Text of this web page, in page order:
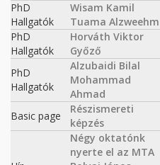
PhD
Hallgatók
Wisam Kamil
Tuama Alzweehm
PhD
Hallgatók
Horváth Viktor
Győző
PhD
Hallgatók
Alzubaidi Bilal
Mohammad
Ahmad
Basic page
Részismereti
képzés
Négy oktatónk
nyerte el az MTA